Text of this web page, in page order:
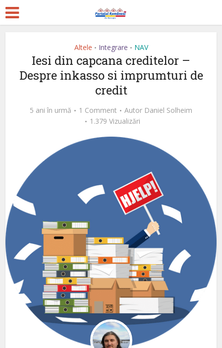
Altele • Integrare • NAV
Iesi din capcana creditelor –
Despre inkasso si imprumturi de
credit
5 ani în urmă 1 Comment Autor Daniel Solheim
1.379 Vizualizări